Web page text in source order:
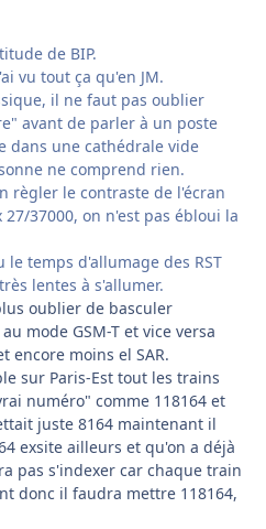
de BIP.
vu tout ça qu'en JM.
il ne faut pas oublier
avant de parler à un poste
dans une cathédrale vide
ne comprend rien.
règler le contraste de l'écran
37000, on n'est pas ébloui la
temps d'allumage des RST
lentes à s'allumer.
oublier de basculer
mode GSM-T et vice versa
encore moins el SAR.
sur Paris-Est tout les trains
numéro" comme 118164 et
juste 8164 maintenant il
exsite ailleurs et qu'on a déjà
pas s'indexer car chaque train
donc il faudra mettre 118164,